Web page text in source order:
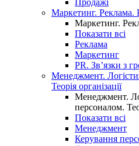
Продажі
Маркетинг. Реклама.
Маркетинг.
Показати всі
Реклама
Маркетинг
PR. Зв’язки з
Менеджмент.
Теорія організації
Менеджмент.
персоналом.
Показати всі
Менеджмент
Керування